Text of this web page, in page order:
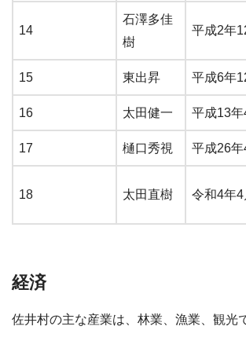
14
石澤多佳
樹
平成2年
15 東出昇 平成6年
16 太田健一 平成13年
17 樋口秀視 平成26年
18 太田直樹 令和4年4
経済
佐井村の主な産業は、林業、漁業、観光